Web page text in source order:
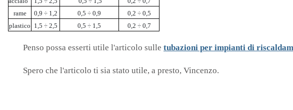
rame
0,9 ÷ 1,2 0,5 ÷ 0,9
0,2 ÷ 0,5
plastico 1,5 ÷ 2,5 0,5 ÷ 1,5 0,2 ÷ 0,7
Penso possa esserti utile l'articolo sulle tubazioni per impianti di
Spero che l'articolo ti sia stato utile, a presto, Vincenzo.